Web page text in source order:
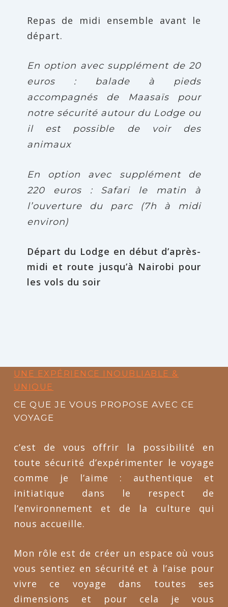
Repas de midi ensemble avant le
départ.
En option avec supplément de 20
euros : balade à pieds
accompagnés de Maasaïs pour
notre sécurité autour du Lodge ou
il est possible de voir des
animaux
En option avec supplément de
220 euros : Safari le matin à
l’ouverture du parc (7h à midi
environ)
Départ du Lodge en début d’après-
midi et route jusqu’à Nairobi pour
les vols du soir
UNE EXPÉRIENCE INOUBLIABLE &
UNIQUE
CE QUE JE VOUS PROPOSE AVEC CE
VOYAGE
c’est de vous offrir la possibilité en
toute sécurité d’expérimenter le voyage
comme je l’aime : authentique et
initiatique dans le respect de
l’environnement et de la culture qui
nous accueille.
Mon rôle est de créer un espace où vous
vous sentiez en sécurité et à l’aise pour
vivre ce voyage dans toutes ses
dimensions et pour cela je vous